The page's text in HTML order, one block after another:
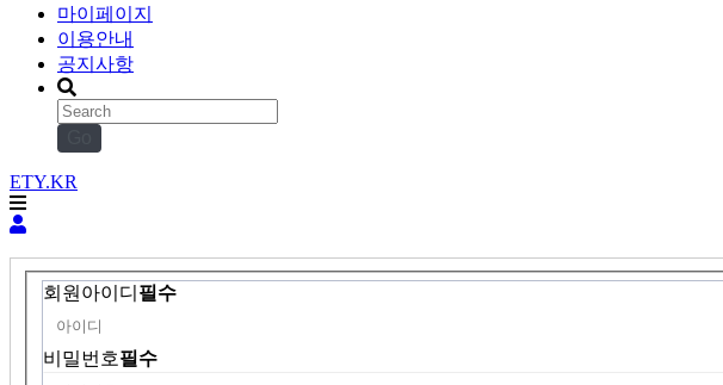
마이페이지
이용안내
공지사항
ETY.KR
회원아이디 필수
비밀번호필수